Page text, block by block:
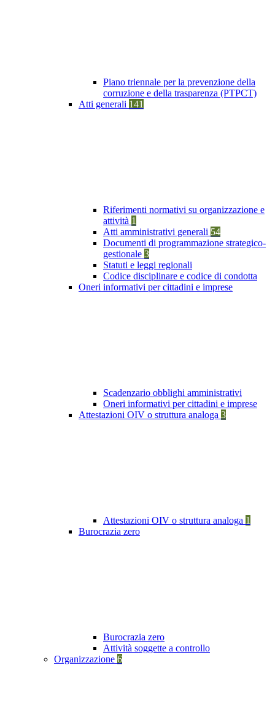
Piano triennale per la prevenzione della
corruzione e della trasparenza (PTPCT)
Atti generali 141
Riferimenti normativi su organizzazione e
attività 1
Atti amministrativi generali 54
Documenti di programmazione strategico-
gestionale 3
Statuti e leggi regionali
Codice disciplinare e codice di condotta
Oneri informativi per cittadini e imprese
Scadenzario obblighi amministrativi
Oneri informativi per cittadini e imprese
Attestazioni OIV o struttura analoga 3
Attestazioni OIV o struttura analoga 1
Burocrazia zero
Burocrazia zero
Attività soggette a controllo
Organizzazione 6